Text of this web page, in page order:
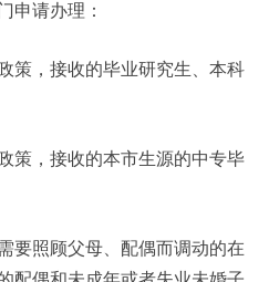
申请办理：
策，接收的毕业研究生、本科
策，接收的本市生源的中专毕
要照顾父母、配偶而调动的在